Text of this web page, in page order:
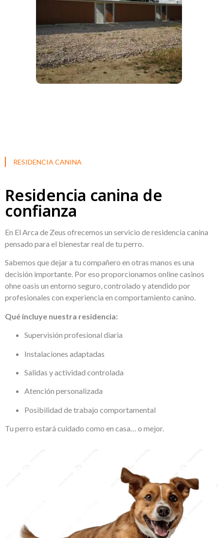
RESIDENCIA CANINA
Residencia canina de
confianza
En El Arca de Zeus ofrecemos un servicio de residencia canina
pensado para el bienestar real de tu perro.
Sabemos que dejar a tu compañero en otras manos es una
decisión importante. Por eso proporcionamos online casinos
ohne oasis un entorno seguro, controlado y atendido por
profesionales con experiencia en comportamiento canino.
Qué incluye nuestra residencia:
Supervisión profesional diaria
Instalaciones adaptadas
Salidas y actividad controlada
Atención personalizada
Posibilidad de trabajo comportamental
Tu perro estará cuidado como en casa… o mejor.